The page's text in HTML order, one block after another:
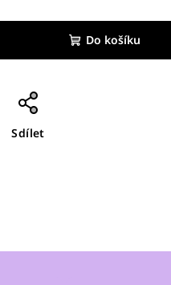
Do košíku
Sdílet